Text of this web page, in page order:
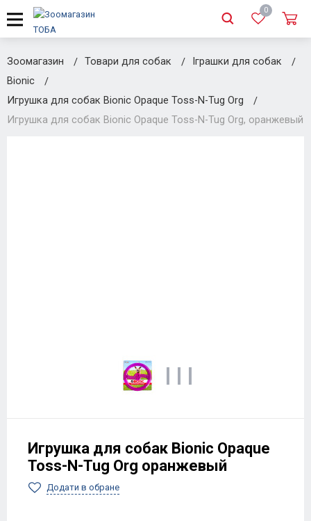
0
Зоомагазин Товари для собак
Іграшки для собак
Bionic
Игрушка для собак Bionic Opaque Toss-N-Tug Org
Игрушка для собак Bionic Opaque Toss-N-Tug Org, оранжевый
Игрушка для собак Bionic Opaque
Toss-N-Tug Org оранжевый
Додати в обране